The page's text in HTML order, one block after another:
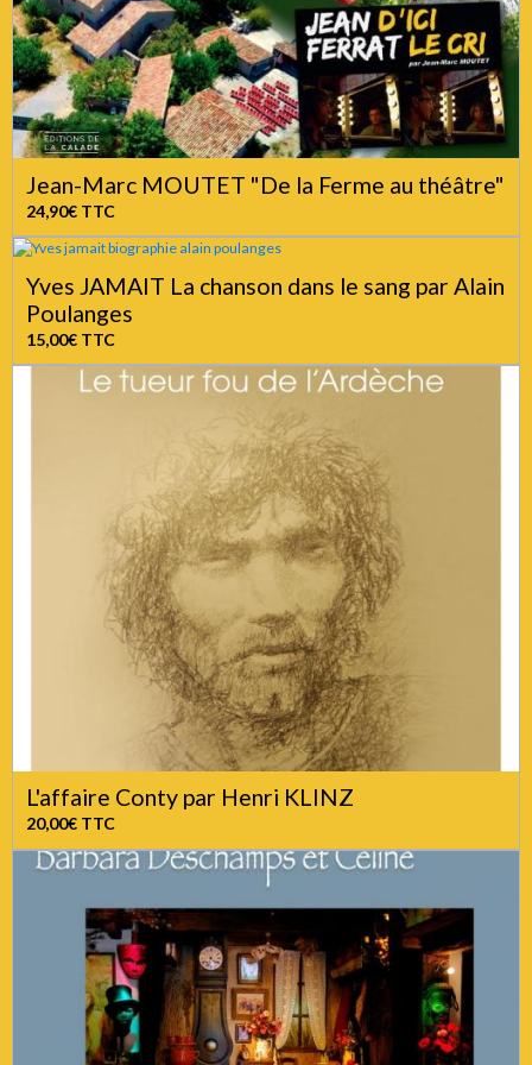
Jean-Marc MOUTET "De la Ferme au théâtre"
24,90€TTC
Yves JAMAIT La chanson dans le sang par Alain
Poulanges
15,00€TTC
L'affaire Conty par Henri KLINZ
20,00€TTC